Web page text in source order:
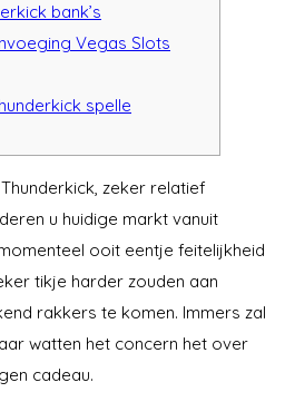
bank’s
Vegas Slots
spelle
zeker relatief
u huidige markt vanuit
ooit eentje feitelijkheid
tikje harder zouden aan
rakkers te komen. Immers zal
watten het concern het over
cadeau.